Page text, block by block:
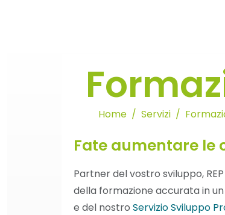
Home Servizi
Fate aumentare le
Partner del vostro sviluppo,
della formazione accurata in
e del nostro Servizio Sviluppo